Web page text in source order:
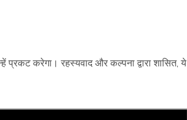
प्रकट करेगा। रहस्यवाद और कल्पना द्वारा शासित, ये